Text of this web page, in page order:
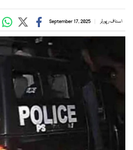
اسٹاف رپورٹر September 17, 2025